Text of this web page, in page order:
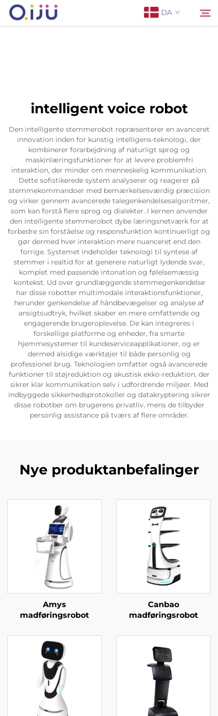
DA
Anvendelse
Sag
Nyheder
Servicesupport
Kontakt os
intelligent voice robot
Den intelligente stemmerobot repræsenterer en avanceret
innovation inden for kunstig intelligens-teknologi, der
kombinerer forarbejdning af naturligt sprog og
maskinlæringsfunktioner for at levere problemfri
interaktion, der minder om menneskelig kommunikation.
Dette sofistikerede system analyserer og reagerer på
stemmekommandoer med bemærkelsesværdig præcision
og virker gennem avancerede talegenkendelsesalgoritmer,
som kan forstå flere sprog og dialekter. I kernen anvender
den intelligente stemmerobot dybe læringsnetværk for at
forbedre sin forståelse og responsfunktion kontinuerligt og
gør dermed hver interaktion mere nuanceret end den
forrige. Systemet indeholder teknologi til syntese af
stemmer i realtid for at generere naturligt lydende svar,
komplet med passende intonation og følelsemæssig
kontekst. Ud over grundlæggende stemmegenkendelse
har disse robotter multimodale interaktionsfunktioner,
herunder genkendelse af håndbevægelser og analyse af
ansigtsudtryk, hvilket skaber en mere omfattende og
engagerende brugeroplevelse. De kan integreres i
forskellige platforme og enheder, fra smarte
hjemmesystemer til kundeserviceapplikationer, og er
dermed alsidige værktøjer til både personlig og
professionel brug. Teknologien omfatter også avancerede
funktioner til støjreduktion og akustisk ekko-reduktion, der
sikrer klar kommunikation selv i udfordrende miljøer. Med
indbyggede sikkerhedsprotokoller og datakryptering sikrer
disse robotber om brugerens privatliv, mens de tilbyder
personlig assistance på tværs af flere områder.
Nye produktanbefalinger
Amys
madføringsrobot
Canbao
madføringsrobot